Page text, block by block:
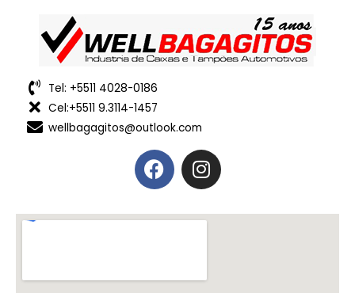
Tel: +5511 4028-0186
Cel:+5511 9.3114-1457
wellbagagitos@outlook.com